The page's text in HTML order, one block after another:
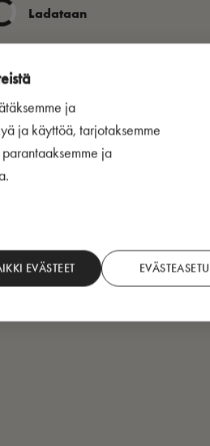
ja
ja käyttöä, tarjotaksemme
ja
EVÄSTEET
Ladataan